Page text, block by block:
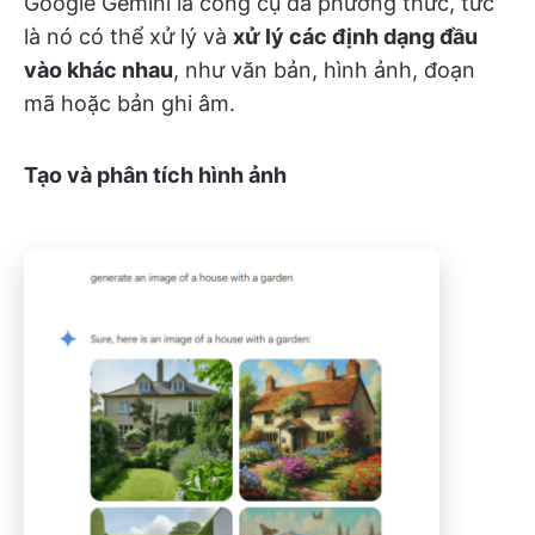
là nó có thể xử lý và xử lý các định dạng đầu
vào khác nhau, như văn bản, hình ảnh, đoạn
mã hoặc bản ghi âm.
Tạo và phân tích hình ảnh